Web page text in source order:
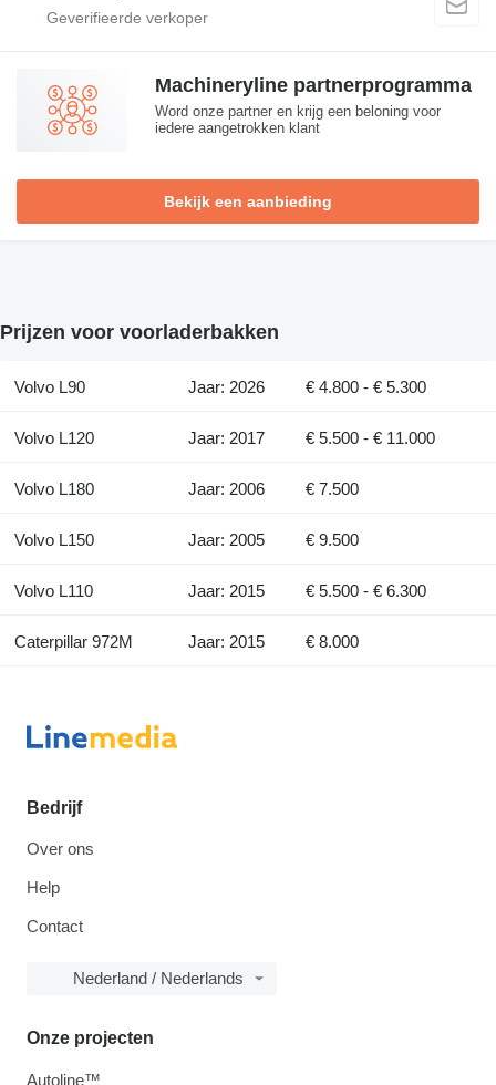
Machineryline partnerprogramma
Word onze partner en krijg een beloning voor
iedere aangetrokken klant
Bekijk een aanbieding
Prijzen voor voorladerbakken
Volvo L90 Jaar: 2026 € 4.800 - € 5.300
Volvo L120 Jaar: 2017 € 5.500 - € 11.000
Volvo L180 Jaar: 2006 € 7.500
Volvo L150 Jaar: 2005 € 9.500
Volvo L110 Jaar: 2015 € 5.500 - € 6.300
Caterpillar 972M Jaar: 2015 € 8.000
Bedrijf
Over ons
Help
Contact
Nederland / Nederlands
Onze projecten
Autoline™